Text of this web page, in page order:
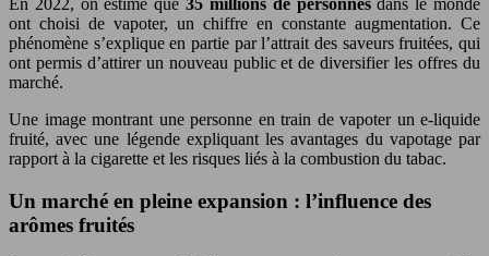
En 2022, on estime que35 millions de personnesdans le monde
ont choisi de vapoter, un chiffre en constante augmentation. Ce
phénomène s’explique en partie par l’attrait des saveurs fruitées, qui
ont permis d’attirer un nouveau public et de diversifier les offres du
marché.
Une image montrant une personne en train de vapoter un e-liquide
fruité, avec une légende expliquant les avantages du vapotage par
rapport à la cigarette et les risques liés à la combustion du tabac.
Un marché en pleine expansion : l’influence des
arômes fruités